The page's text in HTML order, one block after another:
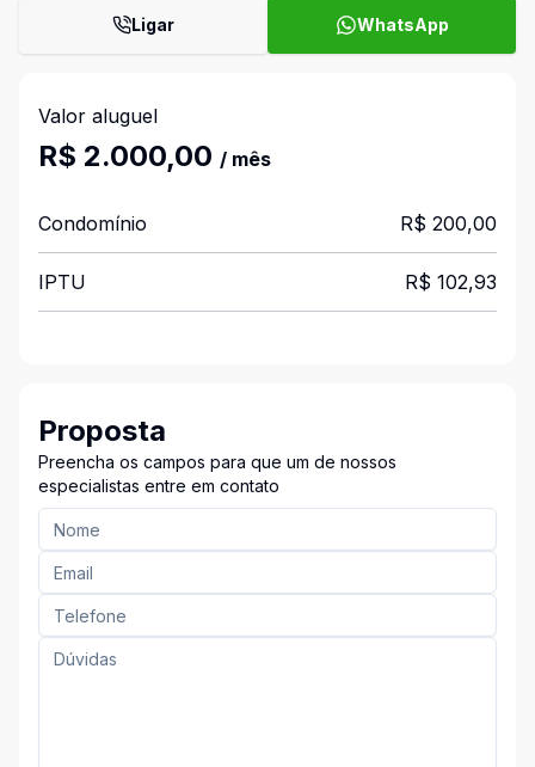
Ligar WhatsApp
Valor aluguel
R$ 2.000,00 / mês
Condomínio R$ 200,00
IPTU R$ 102,93
Proposta
Preencha os campos para que um de nossos
especialistas entre em contato